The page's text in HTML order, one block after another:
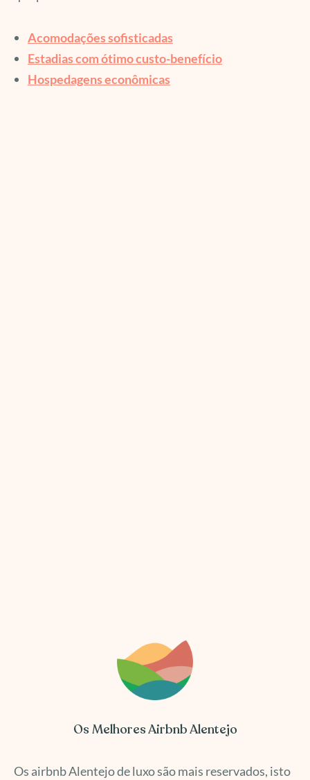
Acomodações sofisticadas
Estadias com ótimo custo-benefício
Hospedagens econômicas
Os Melhores Airbnb Alentejo
Os airbnb Alentejo de luxo são mais reservados, isto